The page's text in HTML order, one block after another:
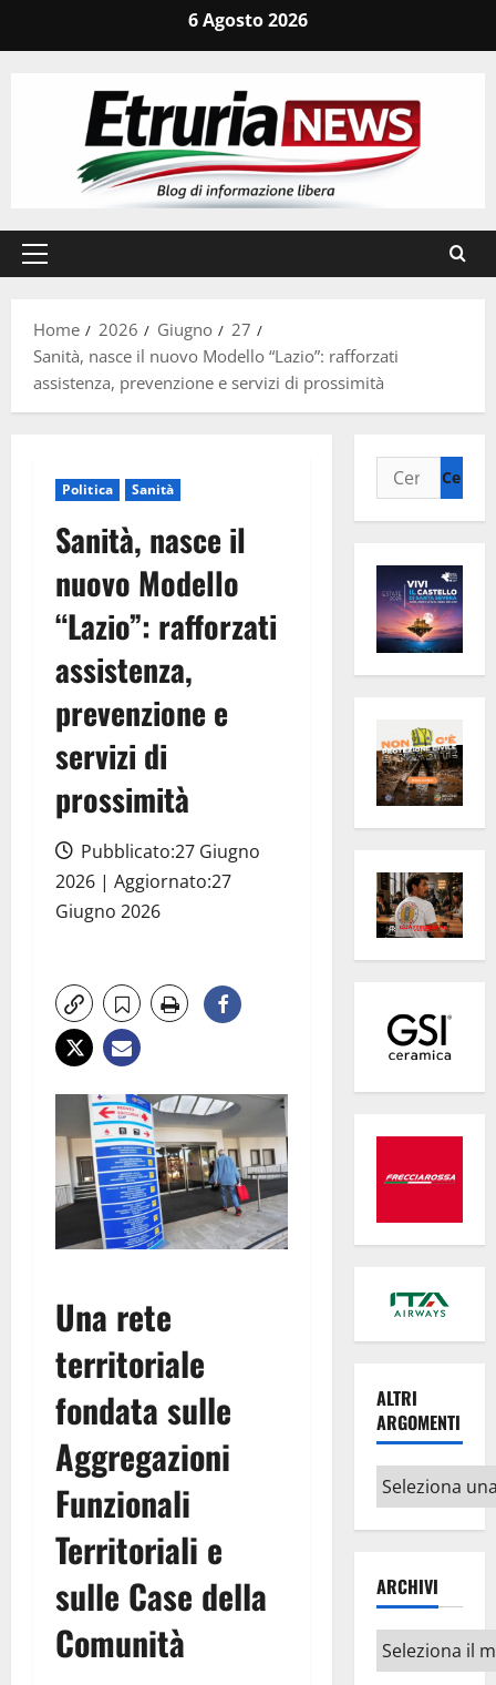
6 Agosto 2026
Menu
Home
2026 Giugno
27
Sanità, nasce il nuovo Modello “Lazio”: rafforzati
assistenza, prevenzione e servizi di prossimità
Politica Sanità
Sanità, nasce il
nuovo Modello
“Lazio”: rafforzati
assistenza,
prevenzione e
servizi di
prossimità
Pubblicato:27 Giugno
2026 | Aggiornato:27
Giugno 2026
Una rete
territoriale
fondata sulle
Aggregazioni
Funzionali
Territoriali e
sulle Case della
Comunità
Ricerca
per:
ALTRI
ARGOMENTI
Altri
argomenti
ARCHIVI
Archivi